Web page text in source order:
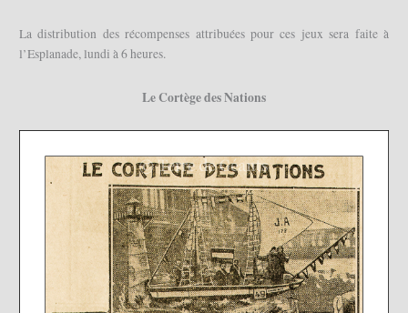
La distribution des récompenses attribuées pour ces jeux sera faite à
l’Esplanade, lundi à 6 heures.
Le Cortège des Nations